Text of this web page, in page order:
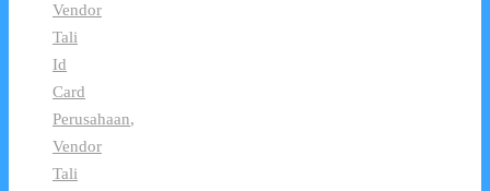
Vendor
Tali
Id
Card
Perusahaan,
Vendor
Tali